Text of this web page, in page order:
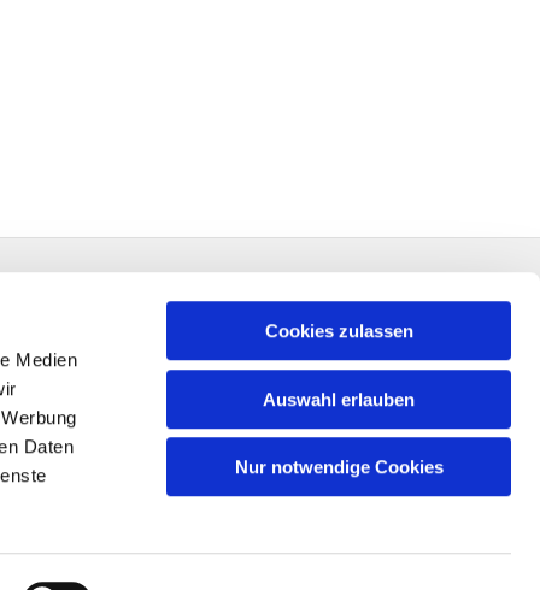
Medien
Daten
Cookies zulassen
Auswahl erlauben
Nur notwendige Cookies